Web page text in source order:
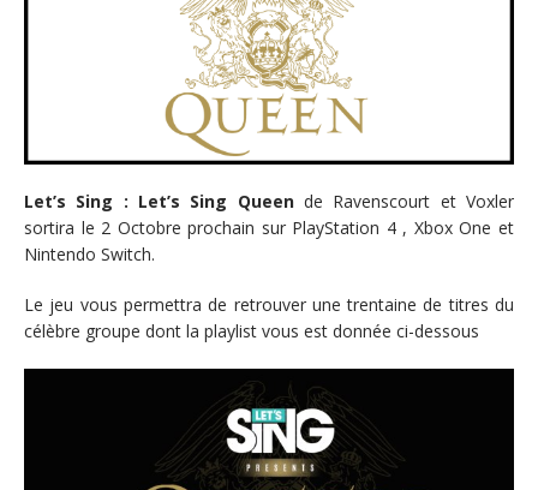
Let’s Sing : Let’s Sing Queen de Ravenscourt et Voxler
sortira le 2 Octobre prochain sur PlayStation 4 , Xbox One et
Nintendo Switch.
Le jeu vous permettra de retrouver une trentaine de titres du
célèbre groupe dont la playlist vous est donnée ci-dessous